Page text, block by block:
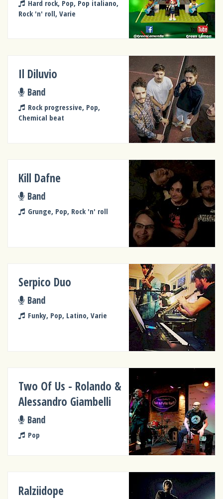
Hard rock, Pop, Pop italiano,
Rock 'n' roll, Varie
Il Diluvio
Band
Rock progressive, Pop,
Chemical beat
Kill Dafne
Band
Grunge, Pop, Rock 'n' roll
Serpico Duo
Band
Funky, Pop, Latino, Varie
Two Of Us - Rolando &
Alessandro Giambelli
Band
Pop
Ralziidope